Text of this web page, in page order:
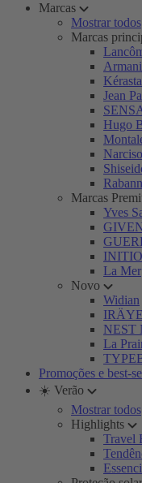
Marcas
Mostrar todos
Marcas
Armani
Jean
Hugo
Marcas
Yves
INITIO
La Mer
Novo
Widian
IRÄYE
NEST
La
Promoções e best-
☀️ Verão
Mostrar todos
Highlights
Travel